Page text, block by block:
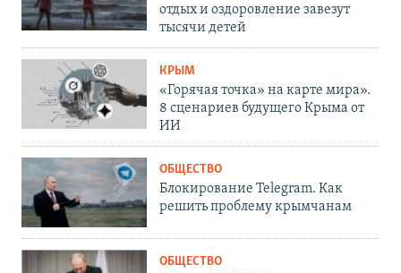
отдых и оздоровление завезут
тысячи детей
КРЫМ
«Горячая точка» на карте мира».
8 сценариев будущего Крыма от
ИИ
ОБЩЕСТВО
Блокирование Telegram. Как
решить проблему крымчанам
ОБЩЕСТВО